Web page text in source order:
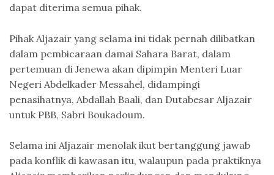
dapat diterima semua pihak.
Pihak Aljazair yang selama ini tidak pernah dilibatkan
dalam pembicaraan damai Sahara Barat, dalam
pertemuan di Jenewa akan dipimpin Menteri Luar
Negeri Abdelkader Messahel, didampingi
penasihatnya, Abdallah Baali, dan Dutabesar Aljazair
untuk PBB, Sabri Boukadoum.
Selama ini Aljazair menolak ikut bertanggung jawab
pada konflik di kawasan itu, walaupun pada praktiknya